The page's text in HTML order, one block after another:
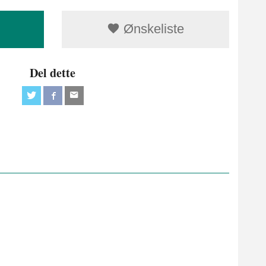
Ønskeliste
Del dette